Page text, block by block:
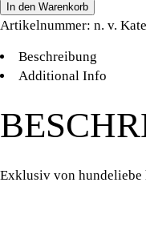
MOCCACREME
quantity
In den Warenkorb
Artikelnummer: n. v.
Beschreibung
Additional Info
Exklusiv von